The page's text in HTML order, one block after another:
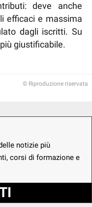
deve anche
efficaci e massima
dagli iscritti. Su
giustificabile.
© Riproduzione riservata
notizie più
corsi di formazione e